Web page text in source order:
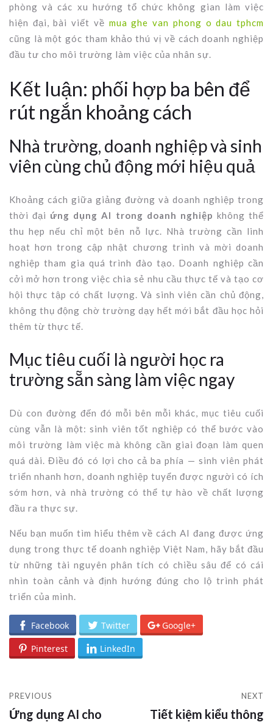
phòng và các xu hướng tổ chức không gian làm việc
hiện đại, bài viết về mua ghe van phong o dau tphcm
cũng là một góc tham khảo thú vị về cách doanh nghiệp
đầu tư cho môi trường làm việc của nhân sự.
Kết luận: phối hợp ba bên để
rút ngắn khoảng cách
Nhà trường, doanh nghiệp và sinh
viên cùng chủ động mới hiệu quả
Khoảng cách giữa giảng đường và doanh nghiệp trong
thời đại ứng dụng AI trong doanh nghiệp không thể
thu hẹp nếu chỉ một bên nỗ lực. Nhà trường cần linh
hoạt hơn trong cập nhật chương trình và mời doanh
nghiệp tham gia quá trình đào tạo. Doanh nghiệp cần
cởi mở hơn trong việc chia sẻ nhu cầu thực tế và tạo cơ
hội thực tập có chất lượng. Và sinh viên cần chủ động,
không thụ động chờ trường dạy hết mới bắt đầu học hỏi
thêm từ thực tế.
Mục tiêu cuối là người học ra
trường sẵn sàng làm việc ngay
Dù con đường đến đó mỗi bên mỗi khác, mục tiêu cuối
cùng vẫn là một: sinh viên tốt nghiệp có thể bước vào
môi trường làm việc mà không cần giai đoạn làm quen
quá dài. Điều đó có lợi cho cả ba phía — sinh viên phát
triển nhanh hơn, doanh nghiệp tuyển được người có ích
sớm hơn, và nhà trường có thể tự hào về chất lượng
đầu ra thực sự.
Nếu bạn muốn tìm hiểu thêm về cách AI đang được ứng
dụng trong thực tế doanh nghiệp Việt Nam, hãy bắt đầu
từ những tài nguyên phân tích có chiều sâu để có cái
nhìn toàn cảnh và định hướng đúng cho lộ trình phát
triển của mình.
Facebook Twitter
Google+
Pinterest
LinkedIn
PREVIOUS
Ứng dụng AI cho
NEXT
Tiết kiệm kiểu thông